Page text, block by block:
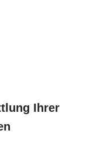
Ihrer